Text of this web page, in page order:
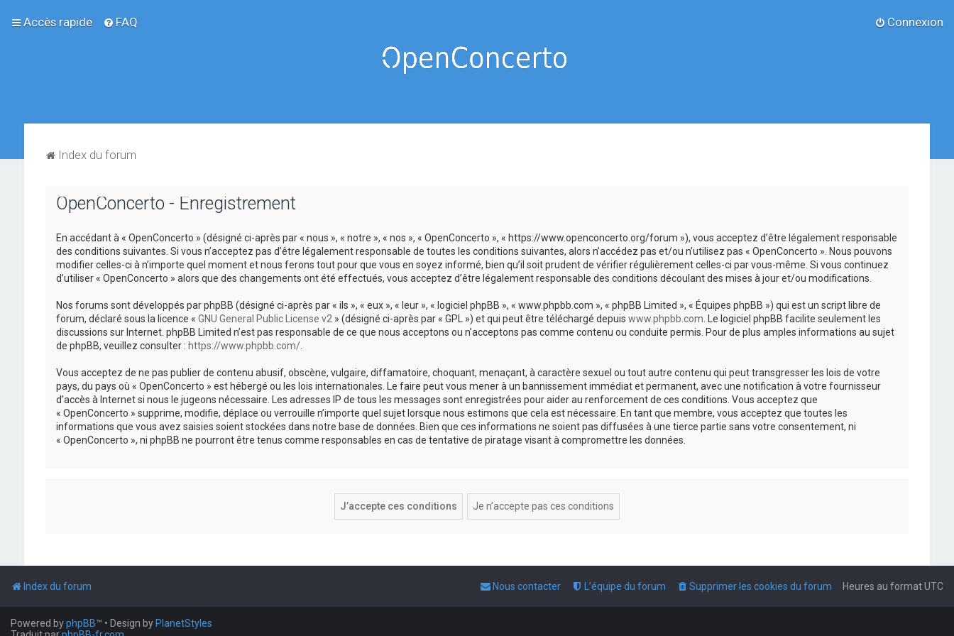
Accès rapide FAQ Connexion
Index du forum
OpenConcerto - Enregistrement
En accédant à « OpenConcerto » (désigné ci-après par « nous », « notre », « nos », « OpenConcerto », « https://www.openconcerto.org/forum »), vous acceptez d’être légalement responsable
des conditions suivantes. Si vous n’acceptez pas d’être légalement responsable de toutes les conditions suivantes, alors n’accédez pas et/ou n’utilisez pas « OpenConcerto ». Nous pouvons
modifier celles-ci à n’importe quel moment et nous ferons tout pour que vous en soyez informé, bien qu’il soit prudent de vérifier régulièrement celles-ci par vous-même. Si vous continuez
d’utiliser « OpenConcerto » alors que des changements ont été effectués, vous acceptez d’être légalement responsable des conditions découlant des mises à jour et/ou modifications.
Nos forums sont développés par phpBB (désigné ci-après par « ils », « eux », « leur », « logiciel phpBB », « www.phpbb.com », « phpBB Limited », « Équipes phpBB ») qui est un script libre de
forum, déclaré sous la licence « GNU General Public License v2 » (désigné ci-après par « GPL ») et qui peut être téléchargé depuis www.phpbb.com . Le logiciel phpBB facilite seulement les
discussions sur Internet. phpBB Limited n’est pas responsable de ce que nous acceptons ou n’acceptons pas comme contenu ou conduite permis. Pour de plus amples informations au sujet
de phpBB, veuillez consulter : https://www.phpbb.com/.
Vous acceptez de ne pas publier de contenu abusif, obscène, vulgaire, diffamatoire, choquant, menaçant, à caractère sexuel ou tout autre contenu qui peut transgresser les lois de votre
pays, du pays où « OpenConcerto » est hébergé ou les lois internationales. Le faire peut vous mener à un bannissement immédiat et permanent, avec une notification à votre fournisseur
d’accès à Internet si nous le jugeons nécessaire. Les adresses IP de tous les messages sont enregistrées pour aider au renforcement de ces conditions. Vous acceptez que
« OpenConcerto » supprime, modifie, déplace ou verrouille n’importe quel sujet lorsque nous estimons que cela est nécessaire. En tant que membre, vous acceptez que toutes les
informations que vous avez saisies soient stockées dans notre base de données. Bien que ces informations ne soient pas diffusées à une tierce partie sans votre consentement, ni
« OpenConcerto », ni phpBB ne pourront être tenus comme responsables en cas de tentative de piratage visant à compromettre les données.
Index du forum Heures au formatUTC
Supprimer les cookies du forum
L’équipe du forum
Nous contacter
Powered byphpBB™ • Design by PlanetStyles